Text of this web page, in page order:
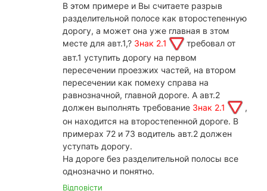
В этом примере и Вы считаете разрыв
разделительной полосе как второстепенную
дорогу, а может она уже главная в зтом
месте для авт.1,? Знак 2.1
требовал от
авт.1 уступить дорогу на первом
пересечении проезжих частей, на втором
пересечении как помеху справа на
равнозначной, главной дороге. А авт.2
должен выполнять требование Знак 2.1
,
он находится на второстепенной дороге. В
примерах 72 и 73 водитель авт.2 должен
уступать дорогу.
На дороге без разделительной полосы все
однозначно и понятно.
Відповісти